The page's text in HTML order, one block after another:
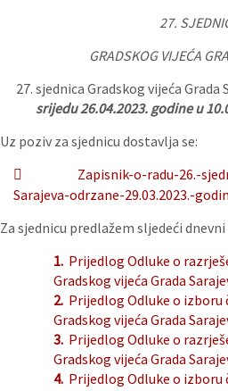
27.
GRADSKOG VIJEĆA
sjednica Gradskog vijeća Grada
srijedu 26.04.2023. godine u
Uz poziv za sjednicu dostavlja se:
Zapisnik-o-radu-26.-
Sarajeva-odrzane-29.03.2023.-
Za sjednicu predlažem sljedeći dnevni
1. Prijedlog Odluke o
Gradskog vijeća Grada
2. Prijedlog Odluke o
Gradskog vijeća Grada
3. Prijedlog Odluke o
Gradskog vijeća Grada
4. Prijedlog Odluke o